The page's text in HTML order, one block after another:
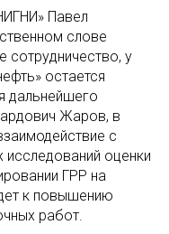
Павел
слове
сотрудничество, у
остается
дальнейшего
Жаров, в
с
оценки
ГРР на
к повышению
работ.